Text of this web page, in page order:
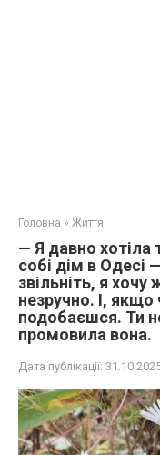
Головна » Життя
— Я давно хотіла
собі дім в Одесі
звільніть, я
незручно. І, якщо
подобаєшся. Ти
промовила вона.
Дата публікації: